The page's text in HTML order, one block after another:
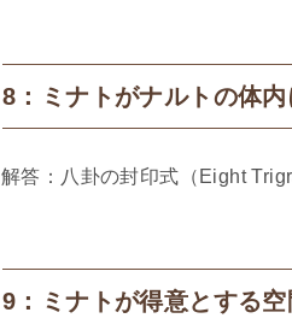
8：ミナトがナルトの体
解答：八卦の封印式（Eight
9：ミナトが得意とする